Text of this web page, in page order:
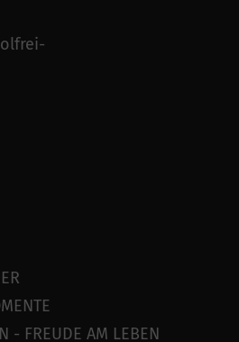
- FREUDE AM LEBEN